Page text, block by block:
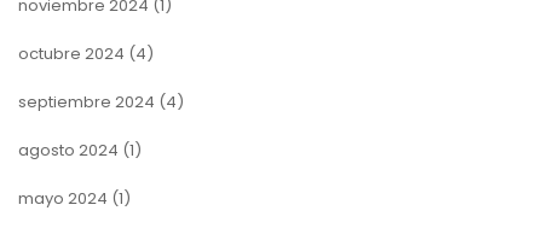
noviembre 2024 (1)
octubre 2024 (4)
septiembre 2024 (4)
agosto 2024 (1)
mayo 2024 (1)